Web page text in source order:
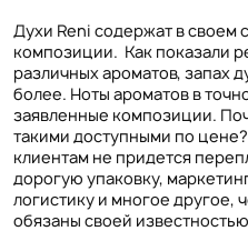
Духи Reni содержат в своем
композиции. Как показали
различных ароматов, запах
более. Ноты ароматов в
заявленные композиции.
такими доступными по
клиентам не придется
дорогую упаковку,
логистику и многое другое,
обязаны своей